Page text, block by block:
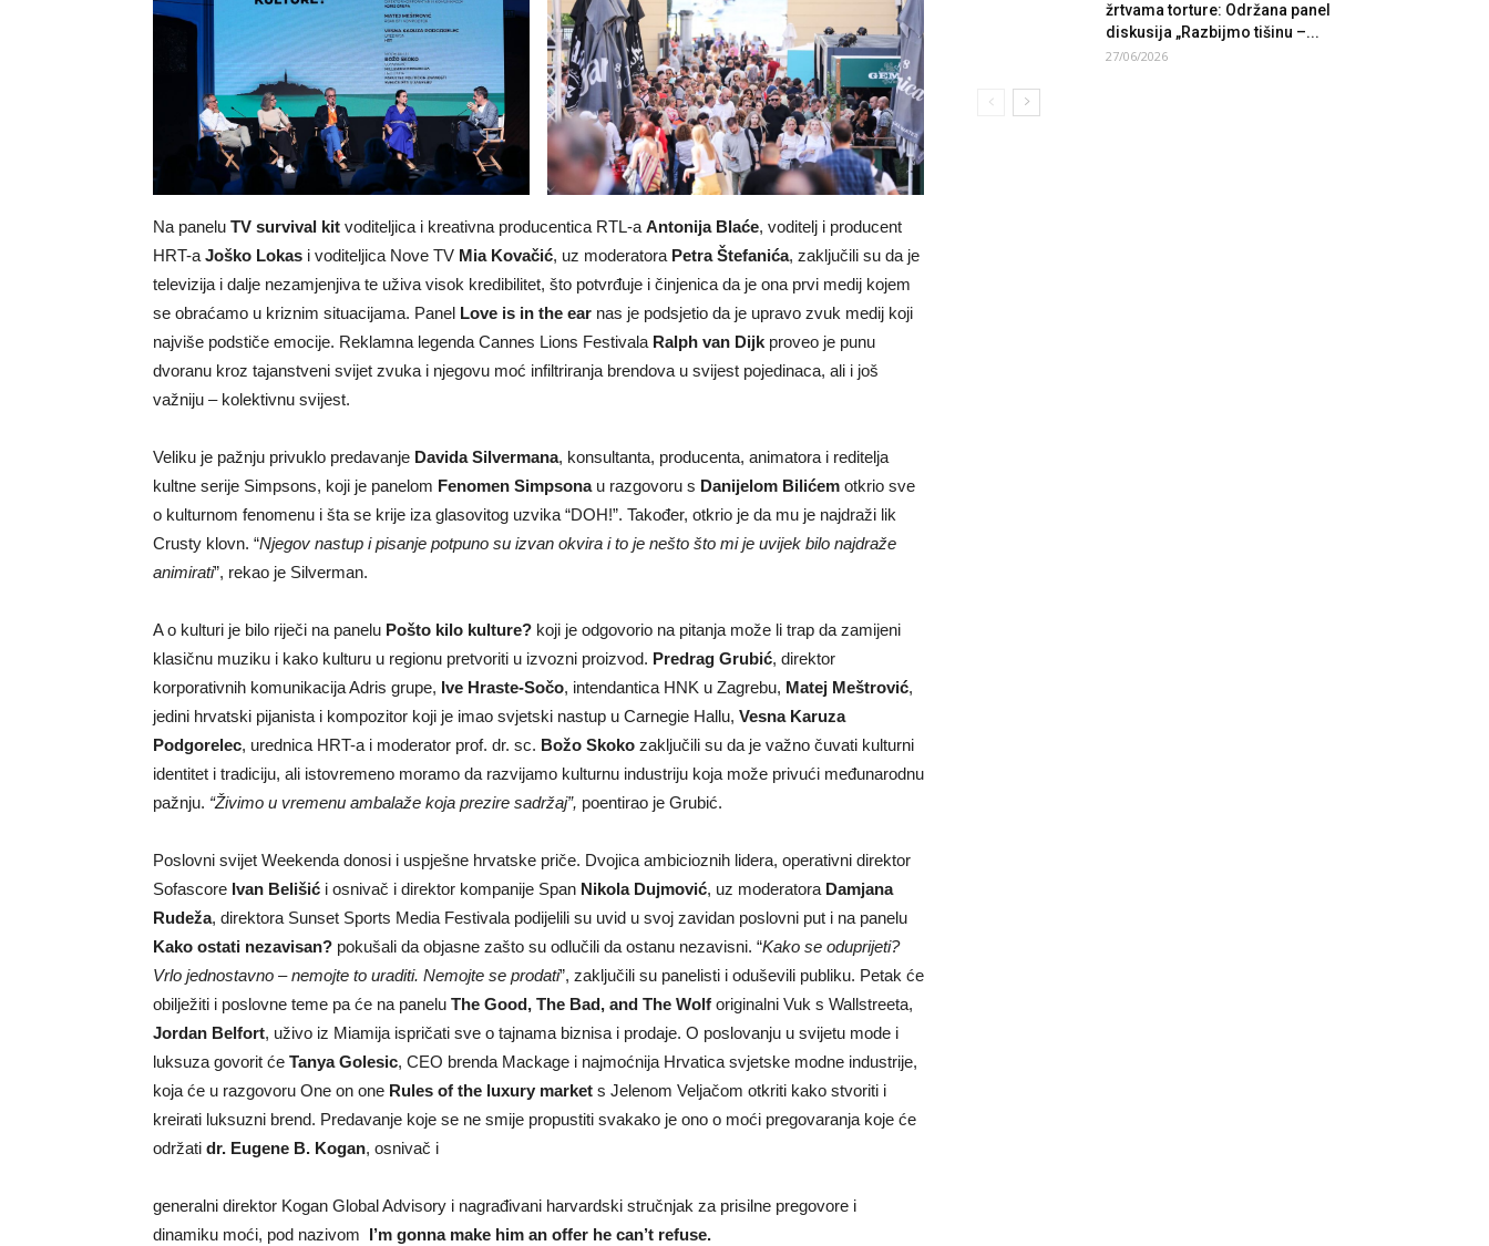
Na panelu TV survival kit voditeljica i kreativna producentica RTL-a Antonija Blaće, voditelj i producent
HRT-a Joško Lokas i voditeljica Nove TV Mia Kovačić, uz moderatora Petra Štefanića, zaključili su da je
televizija i dalje nezamjenjiva te uživa visok kredibilitet, što potvrđuje i činjenica da je ona prvi medij kojem
se obraćamo u kriznim situacijama. Panel Love is in the ear nas je podsjetio da je upravo zvuk medij koji
najviše podstiče emocije. Reklamna legenda Cannes Lions Festivala Ralph van Dijk proveo je punu
dvoranu kroz tajanstveni svijet zvuka i njegovu moć infiltriranja brendova u svijest pojedinaca, ali i još
važniju – kolektivnu svijest.
Veliku je pažnju privuklo predavanje Davida Silvermana, konsultanta, producenta, animatora i reditelja
kultne serije Simpsons, koji je panelom Fenomen Simpsonau razgovoru s Danijelom Bilićem otkrio sve
o kulturnom fenomenu i šta se krije iza glasovitog uzvika “DOH!”. Također, otkrio je da mu je najdraži lik
Crusty klovn. “Njegov nastup i pisanje potpuno su izvan okvira i to je nešto što mi je uvijek bilo najdraže
animirati”, rekao je Silverman.
A o kulturi je bilo riječi na panelu Pošto kilo kulture? koji je odgovorio na pitanja može li trap da zamijeni
klasičnu muziku i kako kulturu u regionu pretvoriti u izvozni proizvod. Predrag Grubić, direktor
korporativnih komunikacija Adris grupe, Ive Hraste-Sočo, intendantica HNK u Zagrebu, Matej Meštrović,
jedini hrvatski pijanista i kompozitor koji je imao svjetski nastup u Carnegie Hallu, Vesna Karuza
Podgorelec, urednica HRT-a i moderator prof. dr. sc. Božo Skoko zaključili su da je važno čuvati kulturni
identitet i tradiciju, ali istovremeno moramo da razvijamo kulturnu industriju koja može privući međunarodnu
pažnju. “Živimo u vremenu ambalaže koja prezire sadržaj”, poentirao je Grubić.
Poslovni svijet Weekenda donosi i uspješne hrvatske priče. Dvojica ambicioznih lidera, operativni direktor
Sofascore Ivan Belišić i osnivač i direktor kompanije Span Nikola Dujmović, uz moderatora Damjana
Rudeža, direktora Sunset Sports Media Festivala podijelili su uvid u svoj zavidan poslovni put i na panelu
Kako ostati nezavisan? pokušali da objasne zašto su odlučili da ostanu nezavisni. “Kako se oduprijeti?
Vrlo jednostavno – nemojte to uraditi. Nemojte se prodati”, zaključili su panelisti i oduševili publiku. Petak će
obilježiti i poslovne teme pa će na panelu The Good, The Bad, and The Wolf originalni Vuk s Wallstreeta,
Jordan Belfort, uživo iz Miamija ispričati sve o tajnama biznisa i prodaje. O poslovanju u svijetu mode i
luksuza govorit će Tanya Golesic, CEO brenda Mackage i najmoćnija Hrvatica svjetske modne industrije,
koja će u razgovoru One on one Rules of the luxury market s Jelenom Veljačom otkriti kako stvoriti i
kreirati luksuzni brend. Predavanje koje se ne smije propustiti svakako je ono o moći pregovaranja koje će
održati dr. Eugene B. Kogan, osnivač i
generalni direktor Kogan Global Advisory i nagrađivani harvardski stručnjak za prisilne pregovore i
dinamiku moći, pod nazivom I’m gonna make him an offer he can’t refuse.
žrtvama torture: Održana panel
diskusija „Razbijmo tišinu –...
27/06/2026